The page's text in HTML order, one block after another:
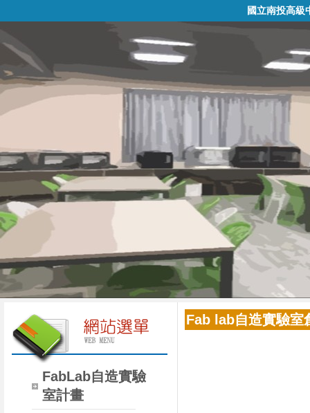
國立南投高級
FabLab自造實驗
室計畫
Fab lab自造實驗室